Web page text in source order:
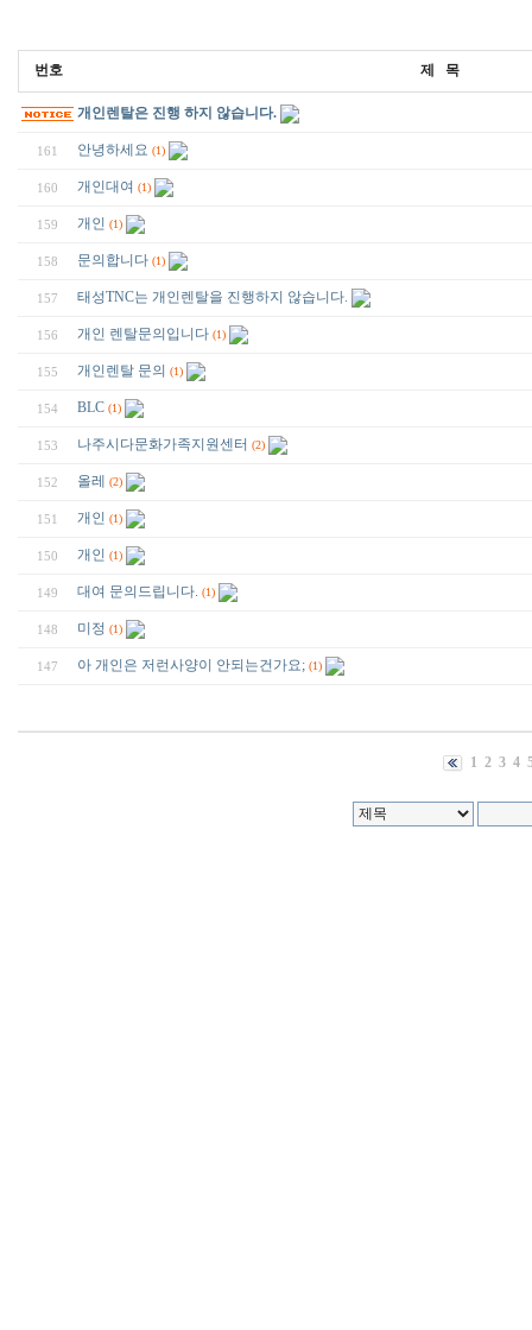
번호 제 목
개인렌탈은 진행 하지 않습니다.
161 안녕하세요 (1)
160 개인대여 (1)
159 개인 (1)
158 문의합니다 (1)
157 태성TNC는 개인렌탈을 진행하지 않습니다.
156 개인 렌탈문의입니다 (1)
155 개인렌탈 문의 (1)
154 BLC (1)
153 나주시다문화가족지원센터 (2)
152 올레 (2)
151 개인 (1)
150 개인 (1)
149 대여 문의드립니다. (1)
148 미정 (1)
147 아 개인은 저런사양이 안되는건가요; (1)
1 2 3 4